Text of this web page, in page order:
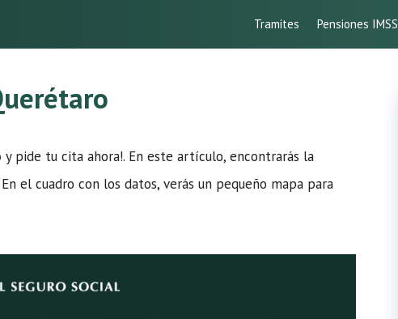
Tramites Pensiones IMSS
y pide tu cita ahora!. En este artículo, encontrarás la
el cuadro con los datos, verás un pequeño mapa para